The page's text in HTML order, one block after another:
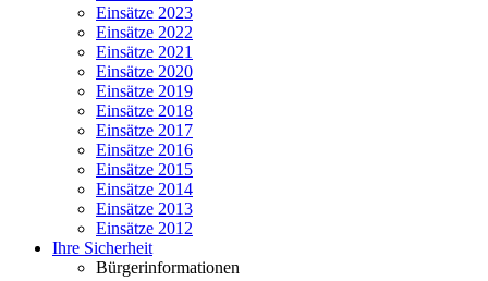
Einsätze 2023
Einsätze 2022
Einsätze 2021
Einsätze 2020
Einsätze 2019
Einsätze 2018
Einsätze 2017
Einsätze 2016
Einsätze 2015
Einsätze 2014
Einsätze 2013
Einsätze 2012
Ihre Sicherheit
Bürgerinformationen